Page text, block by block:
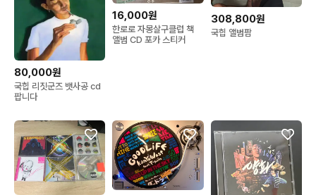
80,000원
국힙 리짓군즈 뱃사공 cd
팝니다
16,000원
한로로 자몽살구클럽 책
앨범 CD 포카 스티커
308,800원
국힙 앨범팜